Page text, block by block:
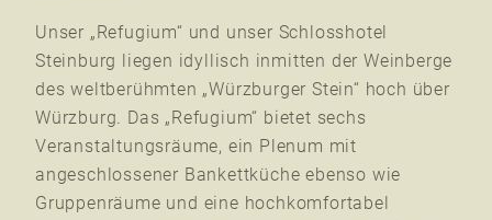
Unser „Refugium“ und unser Schlosshotel
Steinburg liegen idyllisch inmitten der Weinberge
des weltberühmten „Würzburger Stein“ hoch über
Würzburg. Das „Refugium“ bietet sechs
Veranstaltungsräume, ein Plenum mit
angeschlossener Bankettküche ebenso wie
Gruppenräume und eine hochkomfortabel